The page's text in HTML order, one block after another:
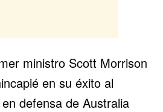
ministro Scott Morrison
en su éxito al
defensa de Australia